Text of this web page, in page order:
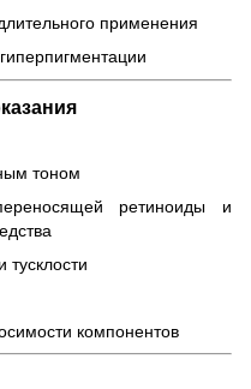
применения
тоном
ретиноиды и
компонентов